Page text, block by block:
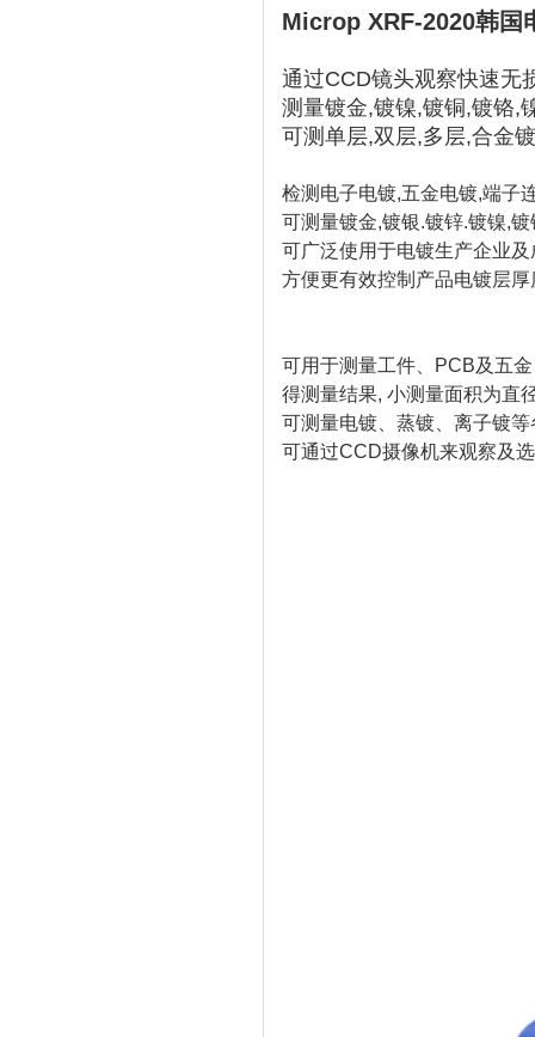
Microp XRF-2020韩国
通过CCD镜头观察快速无
测量镀金,镀镍,镀铜,镀铬,
可测单层,双层,多层,合金
检测电子电镀,五金电镀,端子
可测量镀金,镀银.镀锌.镀镍,
可广泛使用于电镀生产企业
方便更有效控制产品电镀层
可用于测量工件、PCB及五
得测量结果, 小测量面积为直
可测量电镀、蒸镀、离子镀
可通过CCD摄像机来观察及